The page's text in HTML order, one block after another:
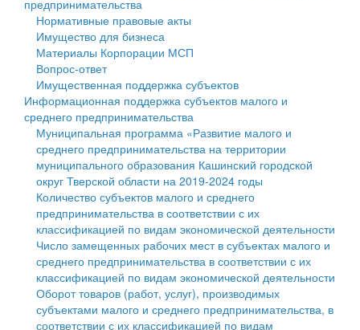
Государственные услуги
Промышленность и АПК
Экономика и бизнес
...
Символика
Устав
Гостям округа
Туризм
Культура
Образование
Здравоохранение
Социальная защита
Фотоальбом
муниципального округа Тверской области
Администрация Кашинского муниципального округа
Тверской области
Управление сельскими территориями
Открытые данные
Работа с обращениями граждан
Муниципальный контроль
Муниципальные услуги
Проекты административных регламентов
Антимонопольный комплаенс
Финансовое управление
Бюджет для граждан
Имущество
Выявление правообладателей ранее учтенных
объектов недвижимости
Имущественная поддержка субъектов малого и
среднего предпринимательства
Информационная поддержка субъектов малого и
среднего предпринимательства
Муниципальные программы
предпринимательства
Нормативные правовые акты
Имущество для бизнеса
Материалы Корпорации МСП
Вопрос-ответ
Имущественная поддержка субъектов
Информационная поддержка субъектов малого и
среднего предпринимательства
Муниципальная программа «Развитие малого и
среднего предпринимательства на территории
муниципального образования Кашинский городской
округ Тверской области на 2019-2024 годы
Количество субъектов малого и среднего
предпринимательства в соответствии с их
классификацией по видам экономической деятельности
Число замещенных рабочих мест в субъектах малого и
среднего предпринимательства в соответствии с их
классификацией по видам экономической деятельности
Оборот товаров (работ, услуг), производимых
субъектами малого и среднего предпринимательства, в
соответствии с их классификацией по видам